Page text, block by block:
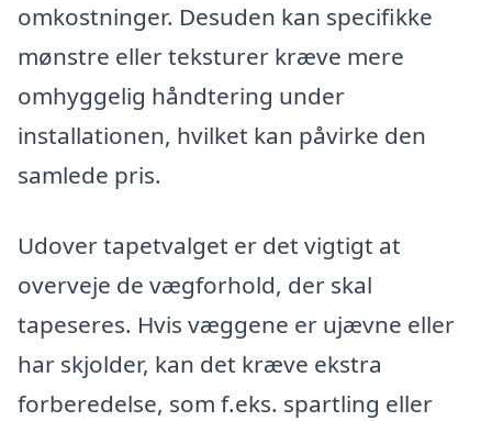
omkostninger. Desuden kan specifikke
mønstre eller teksturer kræve mere
omhyggelig håndtering under
installationen, hvilket kan påvirke den
samlede pris.
Udover tapetvalget er det vigtigt at
overveje de vægforhold, der skal
tapeseres. Hvis væggene er ujævne eller
har skjolder, kan det kræve ekstra
forberedelse, som f.eks. spartling eller